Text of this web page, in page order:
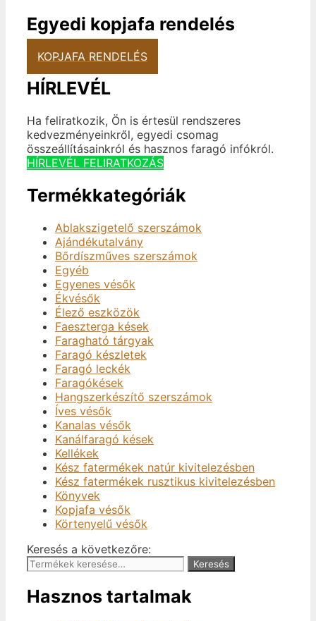
Egyedi kopjafa rendelés
KOPJAFA RENDELÉS
HÍRLEVÉL
Ha feliratkozik, Ön is értesül rendszeres
kedvezményeinkről, egyedi csomag
összeállításainkról és hasznos faragó infókról.
HÍRLEVÉL FELIRATKOZÁS
Termékkategóriák
Ablakszigetelő szerszámok
Ajándékutalvány
Bőrdíszműves szerszámok
Egyéb
Egyenes vésők
Ékvésők
Élező eszközök
Faeszterga kések
Faragható tárgyak
Faragó készletek
Faragó leckék
Faragókések
Hangszerkészítő szerszámok
Íves vésők
Kanalas vésők
Kanálfaragó kések
Kellékek
Kész fatermékek natúr kivitelezésben
Kész fatermékek rusztikus kivitelezésben
Könyvek
Kopjafa vésők
Körtenyelű vésők
Keresés a következőre:
Keresés
Hasznos tartalmak